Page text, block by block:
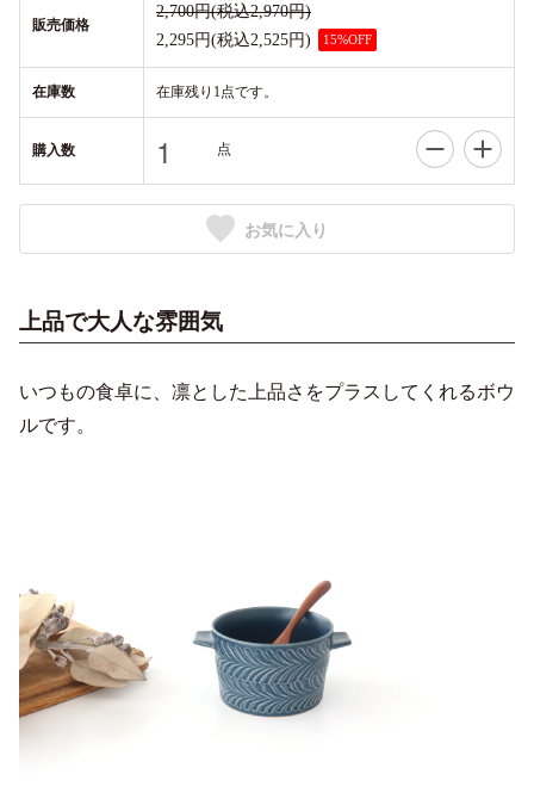
販売価格
2,700円(税込2,970円)
2,295円(税込2,525円)
15%OFF
在庫数 在庫残り1点です。
購入数 点
お気に入り
上品で大人な雰囲気
いつもの食卓に、凛とした上品さをプラスしてくれるボウ
ルです。